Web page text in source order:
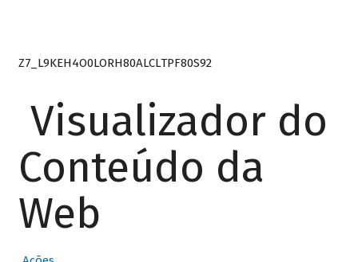
Z7_L9KEH4O0LORH80ALCLTPF80S92
Visualizador do
Conteúdo da
Web